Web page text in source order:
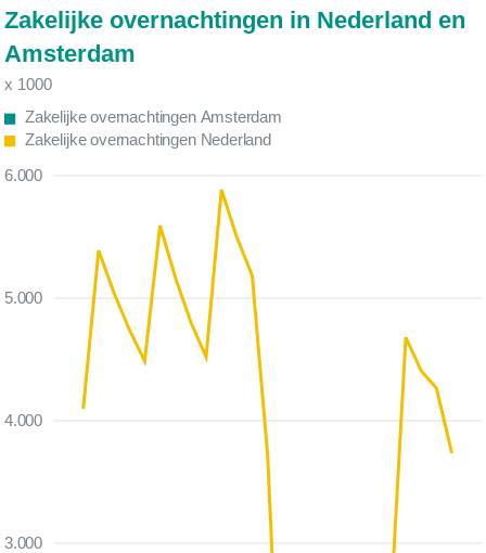
Zakelijke overnachtingen in Nederland en
Amsterdam
x 1000
Zakelijke overnachtingen Amsterdam
Zakelijke overnachtingen Nederland
3.000
4.000
5.000
6.000